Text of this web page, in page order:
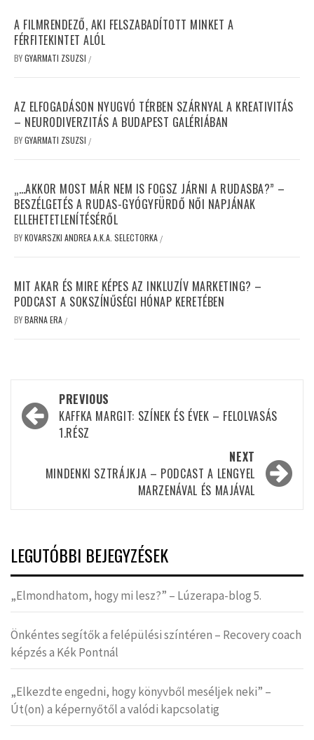
A FILMRENDEZŐ, AKI FELSZABADÍTOTT MINKET A
FÉRFITEKINTET ALÓL
BYGYARMATI ZSUZSI /
AZ ELFOGADÁSON NYUGVÓ TÉRBEN SZÁRNYAL A KREATIVITÁS
– NEURODIVERZITÁS A BUDAPEST GALÉRIÁBAN
BYGYARMATI ZSUZSI /
„…AKKOR MOST MÁR NEM IS FOGSZ JÁRNI A RUDASBA?” –
BESZÉLGETÉS A RUDAS-GYÓGYFÜRDŐ NŐI NAPJÁNAK
ELLEHETETLENÍTÉSÉRŐL
BYKOVARSZKI ANDREA A.K.A. SELECTORKA /
MIT AKAR ÉS MIRE KÉPES AZ INKLUZÍV MARKETING? –
PODCAST A SOKSZÍNŰSÉGI HÓNAP KERETÉBEN
BYBARNA ERA /
Post
navigation
PREVIOUS
KAFFKA MARGIT: SZÍNEK ÉS ÉVEK – FELOLVASÁS
1.RÉSZ
NEXT
MINDENKI SZTRÁJKJA – PODCAST A LENGYEL
MARZENÁVAL ÉS MAJÁVAL
LEGUTÓBBI BEJEGYZÉSEK
„Elmondhatom, hogy mi lesz?” – Lúzerapa-blog 5.
Önkéntes segítők a felépülési színtéren – Recovery coach
képzés a Kék Pontnál
„Elkezdte engedni, hogy könyvből meséljek neki” –
Út(on) a képernyőtől a valódi kapcsolatig